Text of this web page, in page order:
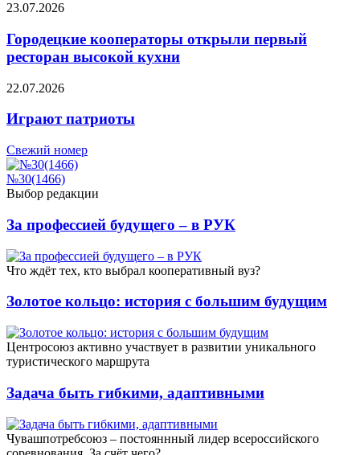
23.07.2026
Городецкие кооператоры открыли первый
ресторан высокой кухни
22.07.2026
Играют патриоты
Свежий номер
№30(1466)
Выбор редакции
За профессией будущего – в РУК
Что ждёт тех, кто выбрал кооперативный вуз?
Золотое кольцо: история с большим будущим
Центросоюз активно участвует в развитии уникального
туристического маршрута
Задача быть гибкими, адаптивными
Чувашпотребсоюз – постояннный лидер всероссийского